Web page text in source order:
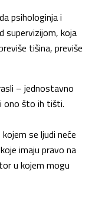
psihologinja i
supervizijom, koja
tišina, previše
– jednostavno
ono što ih tišti.
se ljudi neće
imaju pravo na
u kojem mogu